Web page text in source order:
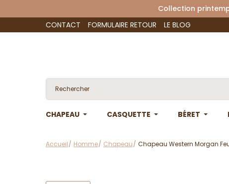
Collection
CONTACT
FORMULAIRE RETOUR LE BLOG
CHAPEAU CASQUETTE BÉRET
Accueil Homme Chapeau Chapeau Western Morgan